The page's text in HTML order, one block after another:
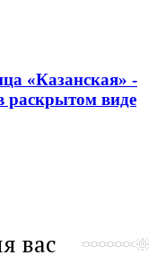
«Казанская» -
раскрытом виде
вас